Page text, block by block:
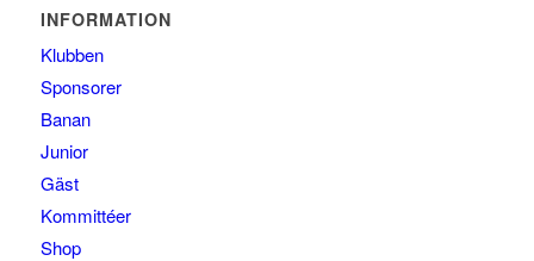
INFORMATION
Klubben
Sponsorer
Banan
Junior
Gäst
Kommittéer
Shop